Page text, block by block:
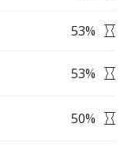
53%
53%
50%